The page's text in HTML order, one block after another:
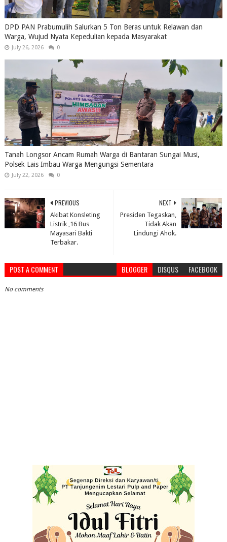
DPD PAN Prabumulih Salurkan 5 Ton Beras untuk Relawan dan
Warga, Wujud Nyata Kepedulian kepada Masyarakat
July 26, 2026 0
Tanah Longsor Ancam Rumah Warga di Bantaran Sungai Musi,
Polsek Lais Imbau Warga Mengungsi Sementara
July 22, 2026 0
NEXT
Presiden Tegaskan,
Tidak Akan
Lindungi Ahok.
PREVIOUS
Akibat Konsleting
Listrik ,16 Bus
Mayasari Bakti
Terbakar.
POST A COMMENT BLOGGER DISQUS FACEBOOK
No comments